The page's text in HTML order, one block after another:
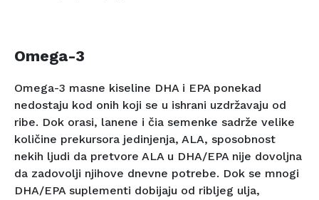
Omega-3
Omega-3 masne kiseline DHA i EPA ponekad
nedostaju kod onih koji se u ishrani uzdržavaju od
ribe. Dok orasi, lanene i čia semenke sadrže velike
količine prekursora jedinjenja, ALA, sposobnost
nekih ljudi da pretvore ALA u DHA/EPA nije dovoljna
da zadovolji njihove dnevne potrebe. Dok se mnogi
DHA/EPA suplementi dobijaju od ribljeg ulja,